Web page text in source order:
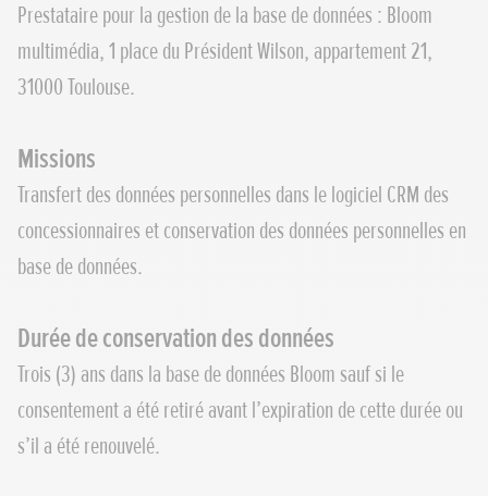
Prestataire pour la gestion de la base de données : Bloom
multimédia, 1 place du Président Wilson, appartement 21,
31000 Toulouse.
Missions
Transfert des données personnelles dans le logiciel CRM des
concessionnaires et conservation des données personnelles en
base de données.
Durée de conservation des données
Trois (3) ans dans la base de données Bloom sauf si le
consentement a été retiré avant l’expiration de cette durée ou
s’il a été renouvelé.